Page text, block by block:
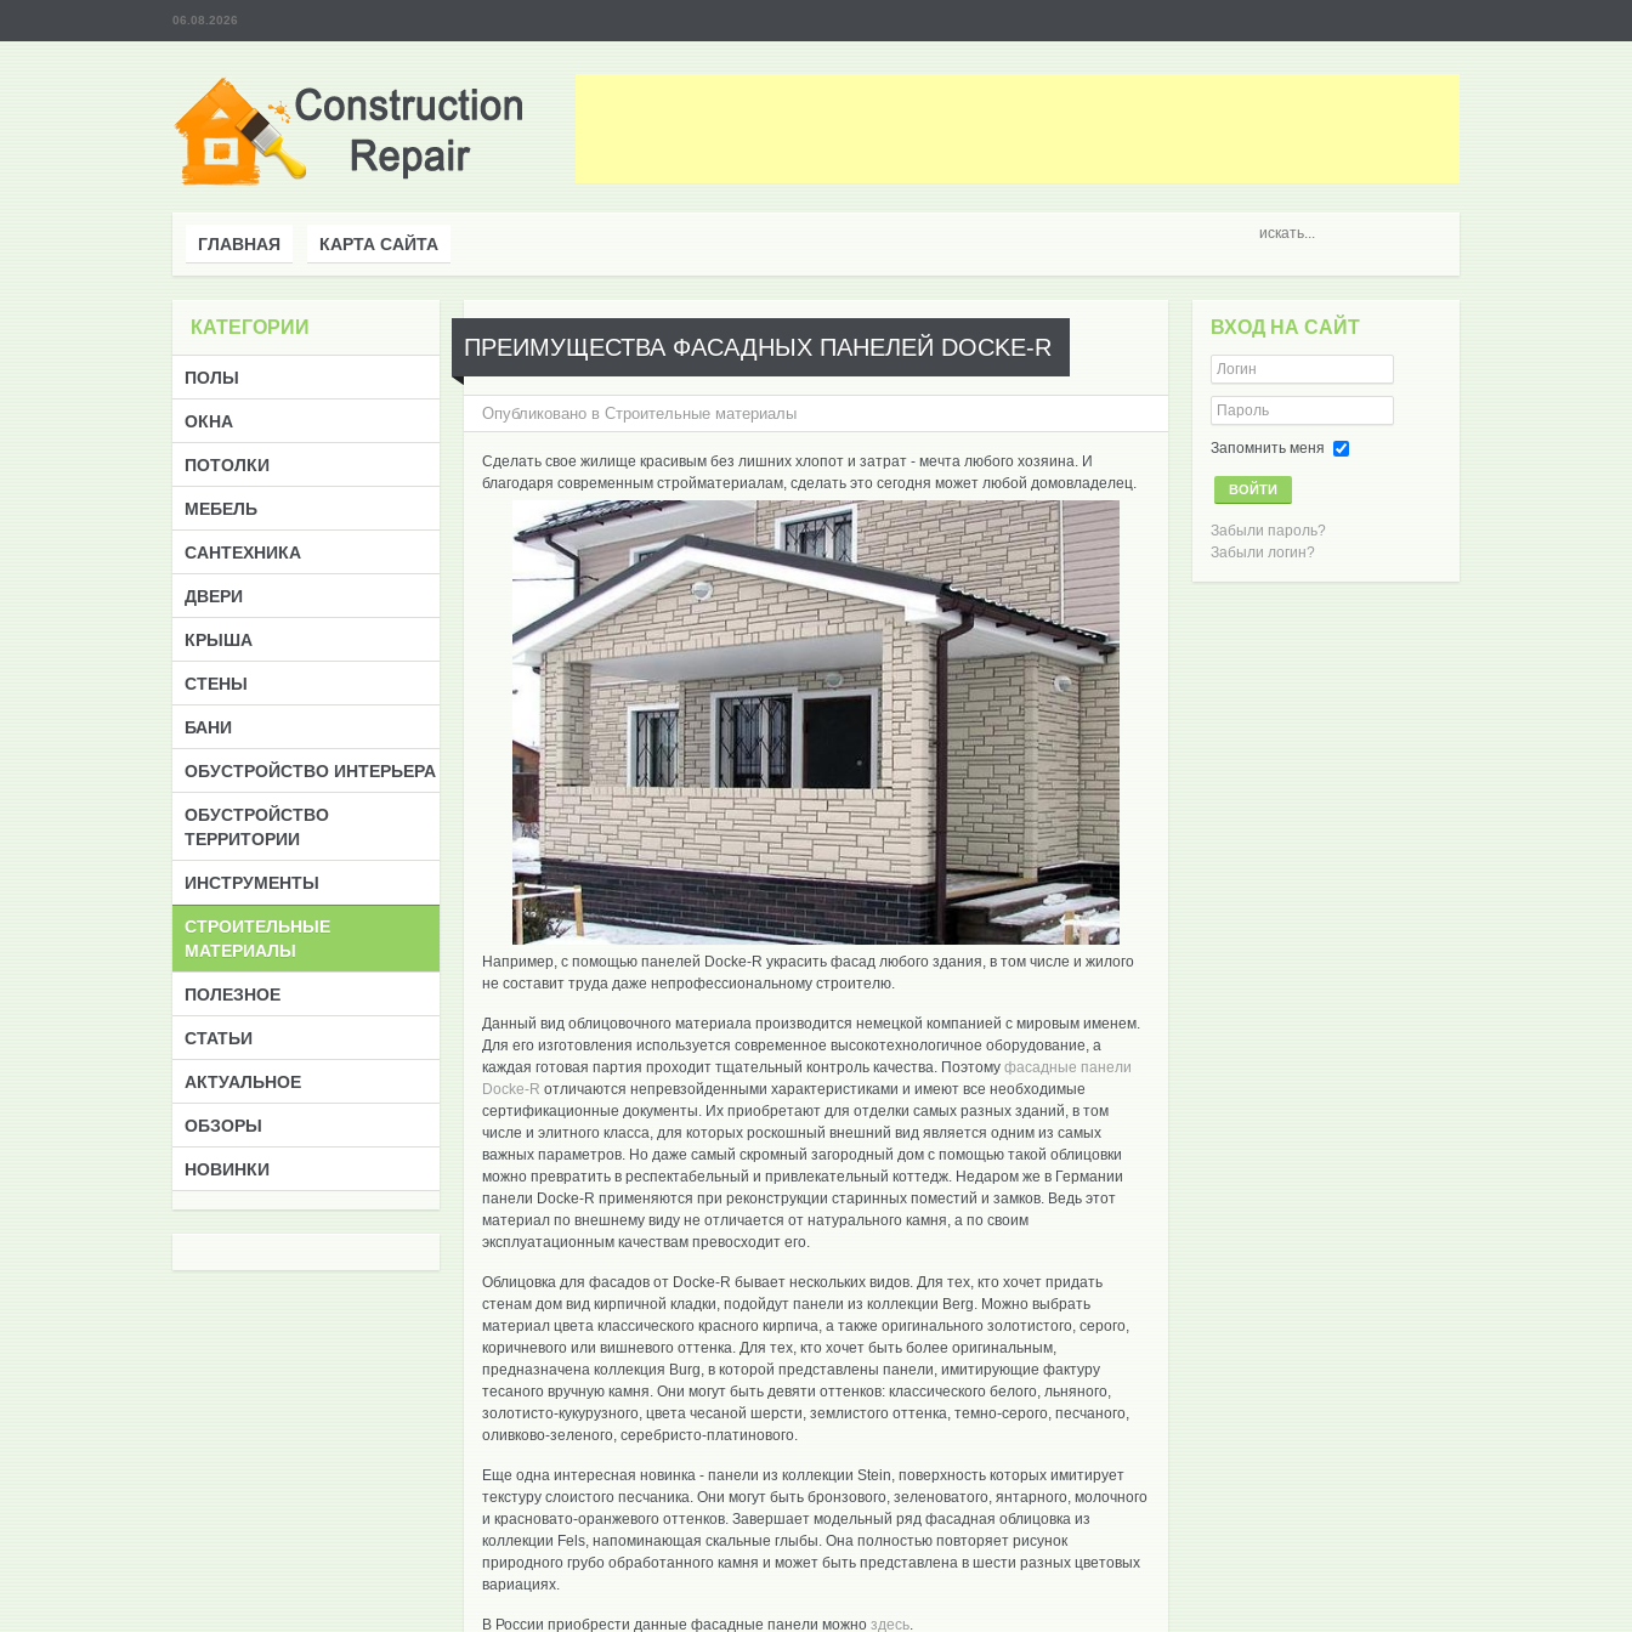
06.08.2026
ГЛАВНАЯ КАРТА САЙТА
ПРЕИМУЩЕСТВА ФАСАДНЫХ ПАНЕЛЕЙ DOCKE-R
Опубликовано в Cтроительные материалы
Сделать свое жилище красивым без лишних хлопот и затрат - мечта любого хозяина. И
благодаря современным стройматериалам, сделать это сегодня может любой домовладелец.
Например, с помощью панелей Docke-R украсить фасад любого здания, в том числе и жилого
не составит труда даже непрофессиональному строителю.
Данный вид облицовочного материала производится немецкой компанией с мировым именем.
Для его изготовления используется современное высокотехнологичное оборудование, а
каждая готовая партия проходит тщательный контроль качества. Поэтому фасадные панели
Docke-R отличаются непревзойденными характеристиками и имеют все необходимые
сертификационные документы. Их приобретают для отделки самых разных зданий, в том
числе и элитного класса, для которых роскошный внешний вид является одним из самых
важных параметров. Но даже самый скромный загородный дом с помощью такой облицовки
можно превратить в респектабельный и привлекательный коттедж. Недаром же в Германии
панели Docke-R применяются при реконструкции старинных поместий и замков. Ведь этот
материал по внешнему виду не отличается от натурального камня, а по своим
эксплуатационным качествам превосходит его.
Облицовка для фасадов от Docke-R бывает нескольких видов. Для тех, кто хочет придать
стенам дом вид кирпичной кладки, подойдут панели из коллекции Berg. Можно выбрать
материал цвета классического красного кирпича, а также оригинального золотистого, серого,
коричневого или вишневого оттенка. Для тех, кто хочет быть более оригинальным,
предназначена коллекция Burg, в которой представлены панели, имитирующие фактуру
тесаного вручную камня. Они могут быть девяти оттенков: классического белого, льняного,
золотисто-кукурузного, цвета чесаной шерсти, землистого оттенка, темно-серого, песчаного,
оливково-зеленого, серебристо-платинового.
Еще одна интересная новинка - панели из коллекции Stein, поверхность которых имитирует
текстуру слоистого песчаника. Они могут быть бронзового, зеленоватого, янтарного, молочного
и красновато-оранжевого оттенков. Завершает модельный ряд фасадная облицовка из
коллекции Fels, напоминающая скальные глыбы. Она полностью повторяет рисунок
природного грубо обработанного камня и может быть представлена в шести разных цветовых
вариациях.
В России приобрести данные фасадные панели можно здесь.
КАТЕГОРИИ
ПОЛЫ
ОКНА
ПОТОЛКИ
МЕБЕЛЬ
САНТЕХНИКА
ДВЕРИ
КРЫША
СТЕНЫ
БАНИ
ОБУСТРОЙСТВО ИНТЕРЬЕРА
ОБУСТРОЙСТВО
ТЕРРИТОРИИ
ИНСТРУМЕНТЫ
CТРОИТЕЛЬНЫЕ
МАТЕРИАЛЫ
ПОЛЕЗНОЕ
СТАТЬИ
АКТУАЛЬНОЕ
ОБЗОРЫ
НОВИНКИ
ВХОД НА САЙТ
Запомнить меня
ВОЙТИ
Забыли пароль?
Забыли логин?